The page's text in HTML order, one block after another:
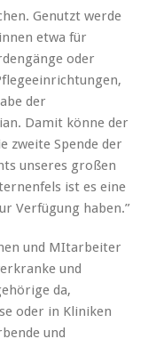
Genutzt werde
etwa für
oder
der
Damit könne der
zweite Spende der
unseres großen
ist es eine
Verfügung haben.”
und MItarbeiter
und
da,
oder in Kliniken
und